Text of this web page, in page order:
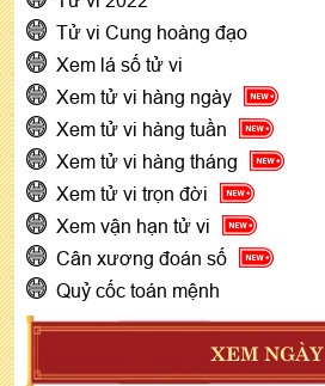
Tử vi Cung hoàng đạo
Xem lá số tử vi
Xem tử vi hàng ngày
Xem tử vi hàng tuần
Xem tử vi hàng tháng
Xem tử vi trọn đời
Xem vận hạn tử vi
Cân xương đoán số
Quỷ cốc toán mệnh
XEM NGÀY